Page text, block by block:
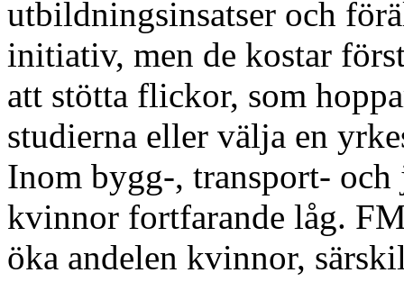
utbildningsinsatser och
initiativ, men de kostar
att stötta flickor, som
studierna eller välja en
Inom bygg-, transport- och
kvinnor fortfarande låg.
öka andelen kvinnor,